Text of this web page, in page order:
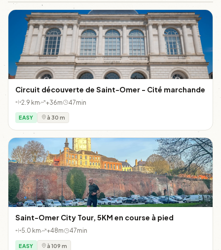
Circuit découverte de Saint-Omer - Cité marchande
2.9 km +36m 47min
EASY à 30 m
Saint-Omer City Tour, 5KM en course à pied
5.0 km +48m 47min
EASY à 109 m